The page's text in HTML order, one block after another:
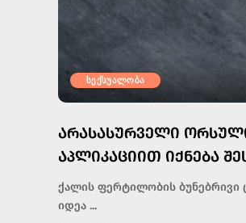
სექსუალობა
ᲐᲠᲐᲡᲐᲡᲣᲠᲕᲔᲚᲘ
ᲐᲞᲚᲘᲙᲐᲪᲘᲘᲗ ᲘᲥᲜᲔᲑᲐ
ქალის ფერტილობის ბუნებრივი
იდეა ...